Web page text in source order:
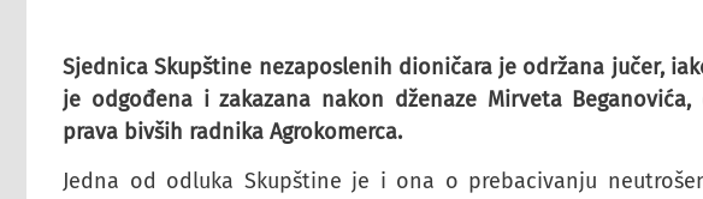
Sjednica Skupštine nezaposlenih dioničara je održana jučer,
je odgođena i zakazana nakon dženaze Mirveta
prava bivših radnika Agrokomerca.
Jedna od odluka Skupštine je i ona o prebacivanju